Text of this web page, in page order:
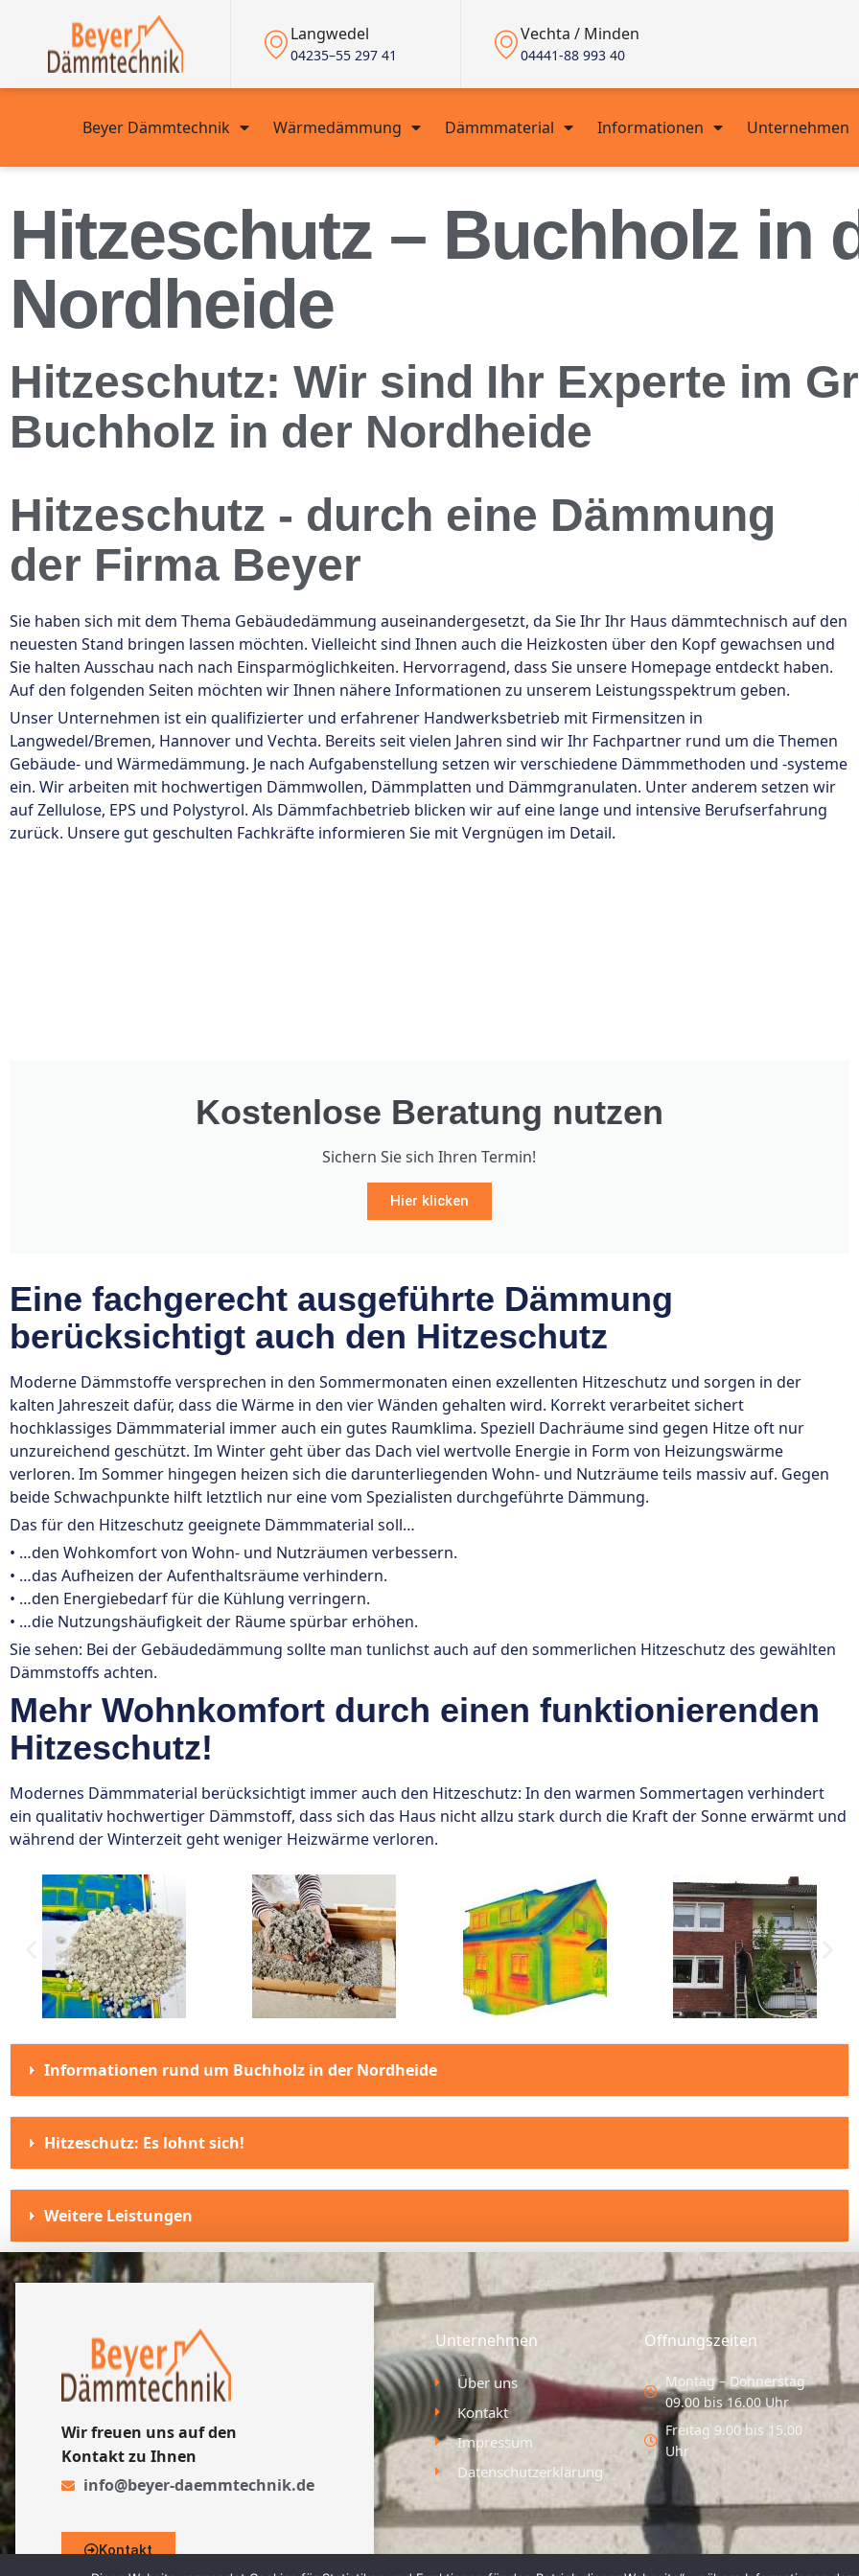
Langwedel
04235–55 297 41
Vechta / Minden
04441-88 993 40
Beyer Dämmtechnik Wärmedämmung Dämmmaterial Informationen Unternehmen
Hitzeschutz – Buchholz in
Nordheide
Hitzeschutz: Wir sind Ihr Experte im
Buchholz in der Nordheide
Hitzeschutz - durch eine Dämmung
der Firma Beyer
Sie haben sich mit dem Thema Gebäudedämmung auseinandergesetzt, da Sie Ihr Ihr Haus dämmtechnisch auf den
neuesten Stand bringen lassen möchten. Vielleicht sind Ihnen auch die Heizkosten über den Kopf gewachsen und
Sie halten Ausschau nach nach Einsparmöglichkeiten. Hervorragend, dass Sie unsere Homepage entdeckt haben.
Auf den folgenden Seiten möchten wir Ihnen nähere Informationen zu unserem Leistungsspektrum geben.
Unser Unternehmen ist ein qualifizierter und erfahrener Handwerksbetrieb mit Firmensitzen in
Langwedel/Bremen, Hannover und Vechta. Bereits seit vielen Jahren sind wir Ihr Fachpartner rund um die Themen
Gebäude- und Wärmedämmung. Je nach Aufgabenstellung setzen wir verschiedene Dämmmethoden und -systeme
ein. Wir arbeiten mit hochwertigen Dämmwollen, Dämmplatten und Dämmgranulaten. Unter anderem setzen wir
auf Zellulose, EPS und Polystyrol. Als Dämmfachbetrieb blicken wir auf eine lange und intensive Berufserfahrung
zurück. Unsere gut geschulten Fachkräfte informieren Sie mit Vergnügen im Detail.
Kostenlose Beratung nutzen
Sichern Sie sich Ihren Termin!
Hier klicken
Eine fachgerecht ausgeführte Dämmung
berücksichtigt auch den Hitzeschutz
Moderne Dämmstoffe versprechen in den Sommermonaten einen exzellenten Hitzeschutz und sorgen in der
kalten Jahreszeit dafür, dass die Wärme in den vier Wänden gehalten wird. Korrekt verarbeitet sichert
hochklassiges Dämmmaterial immer auch ein gutes Raumklima. Speziell Dachräume sind gegen Hitze oft nur
unzureichend geschützt. Im Winter geht über das Dach viel wertvolle Energie in Form von Heizungswärme
verloren. Im Sommer hingegen heizen sich die darunterliegenden Wohn- und Nutzräume teils massiv auf. Gegen
beide Schwachpunkte hilft letztlich nur eine vom Spezialisten durchgeführte Dämmung.
Das für den Hitzeschutz geeignete Dämmmaterial soll…
• …den Wohkomfort von Wohn- und Nutzräumen verbessern.
• …das Aufheizen der Aufenthaltsräume verhindern.
• …den Energiebedarf für die Kühlung verringern.
• …die Nutzungshäufigkeit der Räume spürbar erhöhen.
Sie sehen: Bei der Gebäudedämmung sollte man tunlichst auch auf den sommerlichen Hitzeschutz des gewählten
Dämmstoffs achten.
Mehr Wohnkomfort durch einen funktionierenden
Hitzeschutz!
Modernes Dämmmaterial berücksichtigt immer auch den Hitzeschutz: In den warmen Sommertagen verhindert
ein qualitativ hochwertiger Dämmstoff, dass sich das Haus nicht allzu stark durch die Kraft der Sonne erwärmt und
während der Winterzeit geht weniger Heizwärme verloren.
Informationen rund um Buchholz in der Nordheide
Hitzeschutz: Es lohnt sich!
Weitere Leistungen
Wir freuen uns auf den
Kontakt zu Ihnen
info@beyer-daemmtechnik.de
Kontakt
Unternehmen
Über uns
Kontakt
Impressum
Datenschutzerklärung
Öffnungszeiten
Montag – Donnerstag
09.00 bis 16.00 Uhr
Freitag 9.00 bis 15.00
Uhr